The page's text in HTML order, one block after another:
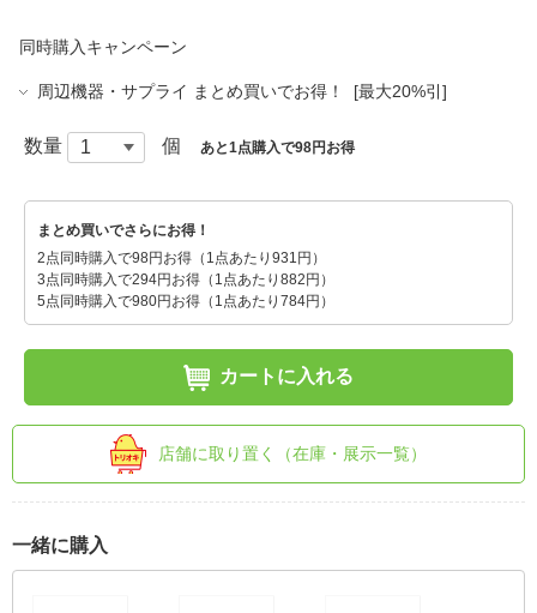
同時購入キャンペーン
周辺機器・サプライ まとめ買いでお得！ [最大20%引]
数量 個 あと1点購入で98円お得
まとめ買いでさらにお得！
2点同時購入で98円お得（1点あたり931円）
3点同時購入で294円お得（1点あたり882円）
5点同時購入で980円お得（1点あたり784円）
カートに入れる
店舗に取り置く（在庫・展示一覧）
一緒に購入